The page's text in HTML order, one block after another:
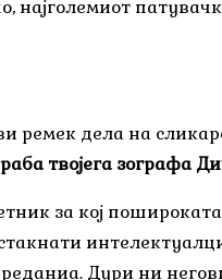
најголемиот
дела на
твојега зографа
за кој
Дури ни